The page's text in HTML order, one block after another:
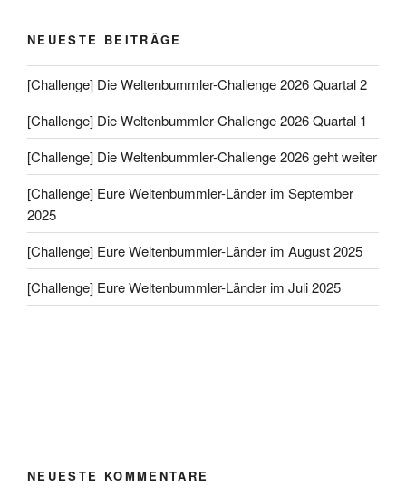
NEUESTE BEITRÄGE
[Challenge] Die Weltenbummler-Challenge 2026 Quartal 2
[Challenge] Die Weltenbummler-Challenge 2026 Quartal 1
[Challenge] Die Weltenbummler-Challenge 2026 geht weiter
[Challenge] Eure Weltenbummler-Länder im September
2025
[Challenge] Eure Weltenbummler-Länder im August 2025
[Challenge] Eure Weltenbummler-Länder im Juli 2025
NEUESTE KOMMENTARE